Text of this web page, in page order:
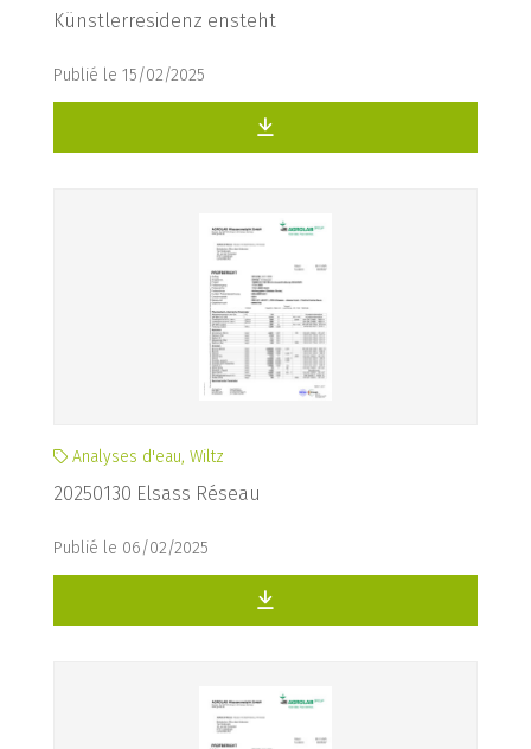
Künstlerresidenz ensteht
Publié le 15/02/2025
Analyses d'eau, Wiltz
20250130 Elsass Réseau
Publié le 06/02/2025